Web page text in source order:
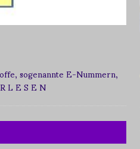
sogenannte E-Nummern,
L E S E N